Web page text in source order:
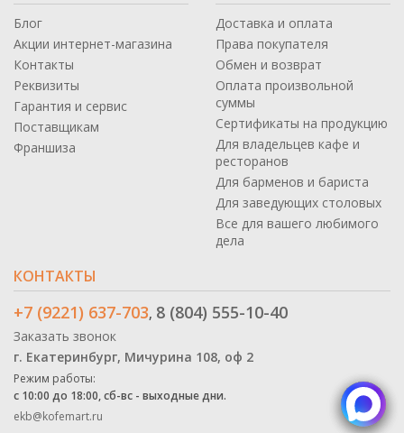
Блог
Акции интернет-магазина
Контакты
Реквизиты
Гарантия и сервис
Поставщикам
Франшиза
Доставка и оплата
Права покупателя
Обмен и возврат
Оплата произвольной
суммы
Сертификаты на продукцию
Для владельцев кафе и
ресторанов
Для барменов и бариста
Для заведующих столовых
Все для вашего любимого
дела
КОНТАКТЫ
+7 (9221) 637-703, 8 (804) 555-10-40
Заказать звонок
г. Екатеринбург, Мичурина 108, оф 2
Режим работы:
с 10:00 до 18:00, сб-вс - выходные дни.
ekb@kofemart.ru